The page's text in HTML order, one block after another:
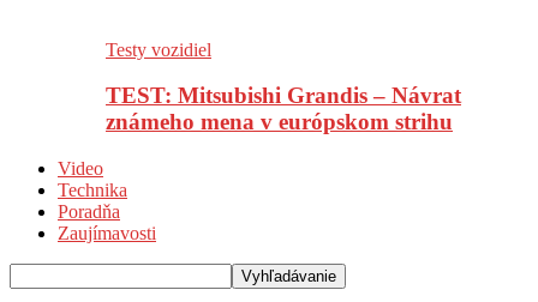
Testy vozidiel
TEST: Mitsubishi Grandis – Návrat
známeho mena v európskom strihu
Video
Technika
Poradňa
Zaujímavosti